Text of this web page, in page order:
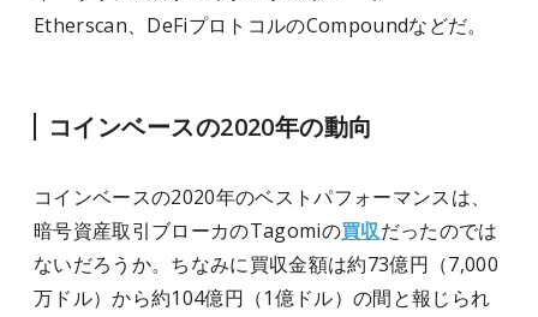
Etherscan、DeFiプロトコルのCompoundなどだ。
コインベースの2020年の動向
コインベースの2020年のベストパフォーマンスは、
暗号資産取引ブローカのTagomiの買収だったのでは
ないだろうか。ちなみに買収金額は約73億円（7,000
万ドル）から約104億円（1億ドル）の間と報じられ